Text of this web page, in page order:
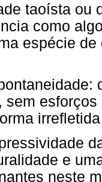
taoísta ou
como
espécie
sem
e
neste